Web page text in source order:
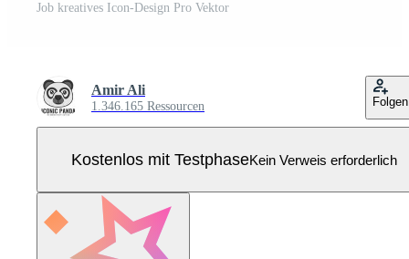
Job kreatives Icon-Design Pro Vektor
Amir Ali
1.346.165 Ressourcen Folgen
Kostenlos mit TestphaseKein Verweis erforderlich